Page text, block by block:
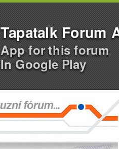
Tapatalk Forum
App for this forum
In Google Play